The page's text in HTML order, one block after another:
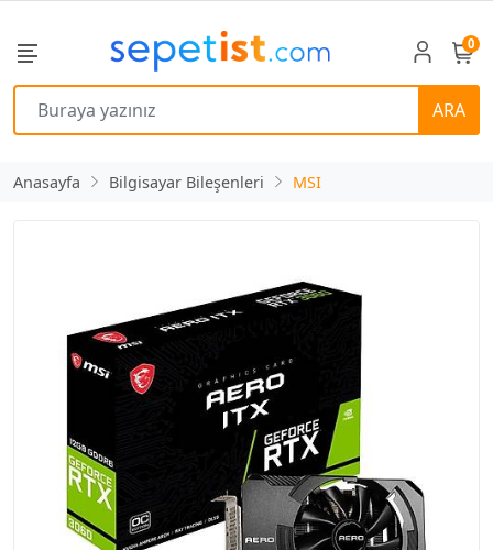
ARA
0
Anasayfa Bilgisayar Bileşenleri MSI